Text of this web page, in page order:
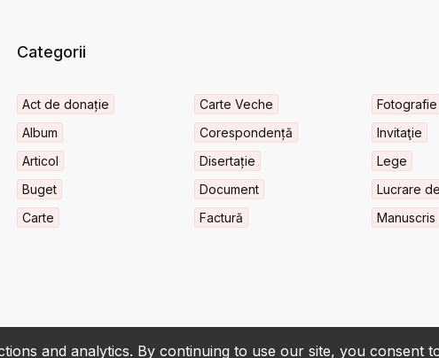
and analytics. By continuing to use our site, you consent
Categorii
Act de donație
Album
Articol
Buget
Carte
Carte Veche
Corespondență
Disertație
Document
Factură
Fotografie
Invitaţie
Lege
Lucrare
Manuscris